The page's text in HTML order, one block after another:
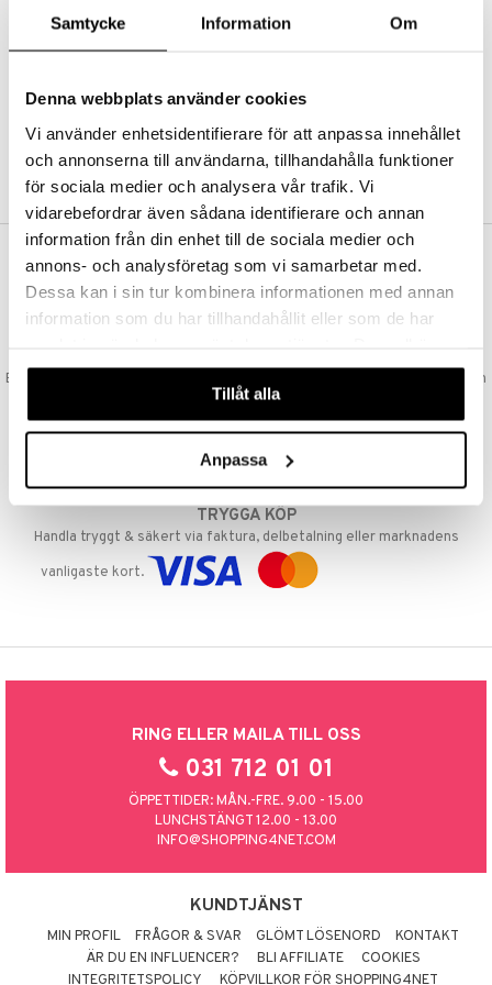
Samtycke Information Om
Denna webbplats använder cookies
Vi använder enhetsidentifierare för att anpassa innehållet
och annonserna till användarna, tillhandahålla funktioner
för sociala medier och analysera vår trafik. Vi
vidarebefordrar även sådana identifierare och annan
information från din enhet till de sociala medier och
annons- och analysföretag som vi samarbetar med.
Dessa kan i sin tur kombinera informationen med annan
information som du har tillhandahållit eller som de har
våra cookies vid fortsatt användande av vår webbplats.
Tillåt alla
Anpassa
Abonnemang
Bevaka produkter
Recensera produkter
SKAPA KUND
VAD KOSTAR FRAKTEN?
Vi erbjuder fri frakt från 350 kr. Vår gräns för fraktfri leverans bestäms
utifån vilken avdelning du handlar från. Läs mer här »
Beställningar lagda före 14:00 (gäller varor i lager) skickas normalt ut från
oss samma dag.
GODKÄND AV LÄKEMEDELSVERKET
EU-logotypen är symbolen som visar att vi är godkända av
TRYGGA KÖP
Handla tryggt & säkert via faktura, delbetalning eller marknadens
vanligaste kort.
RING ELLER MAILA TILL OSS
031 712 01 01
ÖPPETTIDER: MÅN.-FRE. 9.00 - 15.00
LUNCHSTÄNGT 12.00 - 13.00
INFO@SHOPPING4NET.COM
KUNDTJÄNST
MIN PROFIL FRÅGOR & SVAR GLÖMT LÖSENORD
KONTAKT
ÄR DU EN INFLUENCER?
BLI AFFILIATE
COOKIES
INTEGRITETSPOLICY
KÖPVILLKOR FÖR SHOPPING4NET